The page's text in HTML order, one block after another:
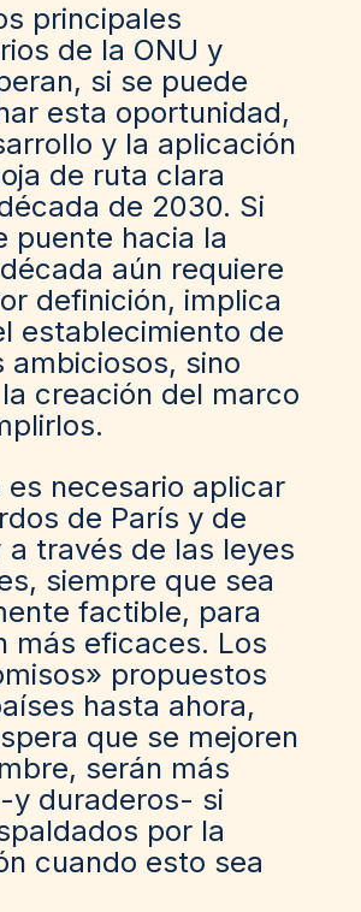
principales
de la ONU y
si se puede
esta oportunidad,
y la aplicación
de ruta clara
de 2030. Si
puente hacia la
aún requiere
definición, implica
establecimiento de
ambiciosos, sino
creación del marco
es necesario aplicar
de París y de
a través de las leyes
siempre que sea
factible, para
más eficaces. Los
propuestos
hasta ahora,
que se mejoren
serán más
y duraderos- si
por la
cuando esto sea